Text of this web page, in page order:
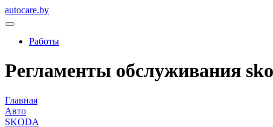
autocare.by
Работы
Регламенты обслуживания
Главная
Авто
SKODA